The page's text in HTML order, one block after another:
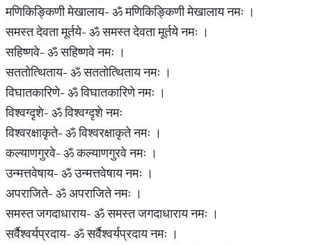
मणिकिङ्किणी मेखालाय- ॐ मणिकिङ्किणी मेखालाय नमः ।
समस्त देवता मूर्तये- ॐ समस्त देवता मूर्तये नमः ।
सहिष्णवे- ॐ सहिष्णवे नमः ।
सततोत्थिताय- ॐ सततोत्थिताय नमः ।
विघातकारिणे- ॐ विघातकारिणे नमः ।
विश्वग्दृशे- ॐ विश्वग्दृशे नमः
विश्वरक्षाकृते- ॐ विश्वरक्षाकृते नमः ।
कल्याणगुरवे- ॐ कल्याणगुरवे नमः ।
उन्मत्तवेषाय- ॐ उन्मत्तवेषाय नमः ।
अपराजिते- ॐ अपराजिते नमः ।
समस्त जगदाधाराय- ॐ समस्त जगदाधाराय नमः ।
सर्वैश्वर्यप्रदाय- ॐ सर्वैश्वर्यप्रदाय नमः ।